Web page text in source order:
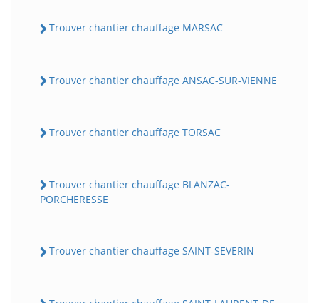
Trouver chantier chauffage MARSAC
Trouver chantier chauffage ANSAC-SUR-VIENNE
Trouver chantier chauffage TORSAC
Trouver chantier chauffage BLANZAC-
PORCHERESSE
Trouver chantier chauffage SAINT-SEVERIN